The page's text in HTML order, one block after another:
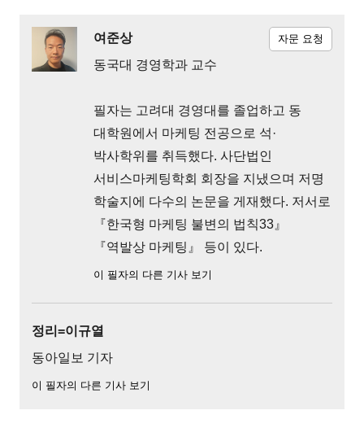
여준상
동국대 경영학과 교수
필자는 고려대 경영대를 졸업하고 동
대학원에서 마케팅 전공으로 석·
박사학위를 취득했다. 사단법인
서비스마케팅학회 회장을 지냈으며 저명
학술지에 다수의 논문을 게재했다. 저서로
『한국형 마케팅 불변의 법칙33』
『역발상 마케팅』 등이 있다.
이 필자의 다른 기사 보기
자문 요청
정리=이규열
동아일보 기자
이 필자의 다른 기사 보기